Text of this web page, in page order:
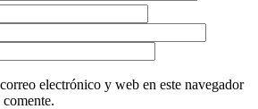
electrónico y web en este navegador